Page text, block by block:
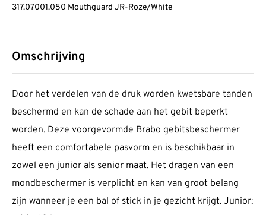
317.07001.050 Mouthguard JR-Roze/White
Omschrijving
Door het verdelen van de druk worden kwetsbare tanden
beschermd en kan de schade aan het gebit beperkt
worden. Deze voorgevormde Brabo gebitsbeschermer
heeft een comfortabele pasvorm en is beschikbaar in
zowel een junior als senior maat. Het dragen van een
mondbeschermer is verplicht en kan van groot belang
zijn wanneer je een bal of stick in je gezicht krijgt. Junior: